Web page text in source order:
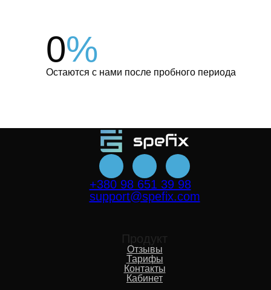
0%
Остаются с нами после пробного периода
+380 98 651 39 98
support@spefix.com
Продукт
Отзывы
Тарифы
Контакты
Кабинет